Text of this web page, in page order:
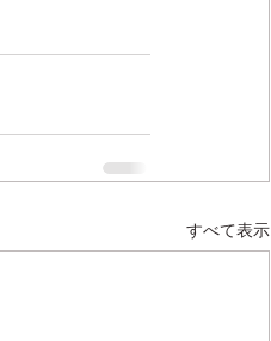
すべて表示